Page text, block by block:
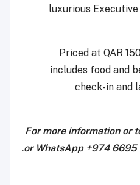
luxurious
Priced at QAR
includes food and
check-in and
For more information or
or WhatsApp +974 6695